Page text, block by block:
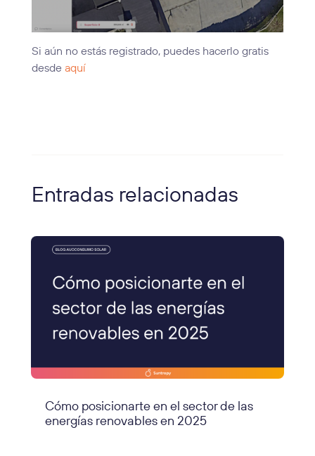
Si aún no estás registrado, puedes hacerlo gratis
desde aquí
Entradas relacionadas
Cómo posicionarte en el sector de las
energías renovables en 2025